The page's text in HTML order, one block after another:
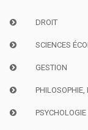
DROIT
SCIENCES
GESTION
PHILOSOPHIE,